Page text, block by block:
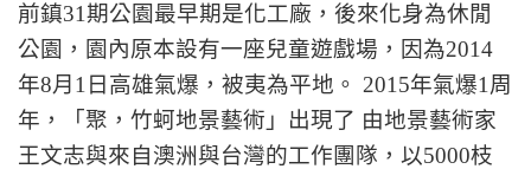
前鎮31期公園最早期是化工廠，後來化身為休閒
公園，園內原本設有一座兒童遊戲場，因為2014
年8月1日高雄氣爆，被夷為平地。 2015年氣爆1周
年，「聚，竹蚵地景藝術」出現了 由地景藝術家
王文志與來自澳洲與台灣的工作團隊，以5000枝